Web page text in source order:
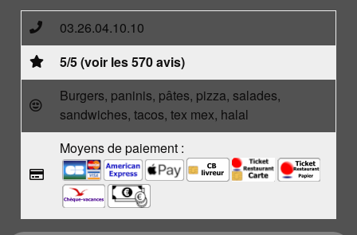
03.26.04.10.10
5/5 (voir les 570 avis)
Burgers, paninis, pâtes, pizza, salades,
sandwiches, tacos, tex mex, halal
Moyens de paiement :